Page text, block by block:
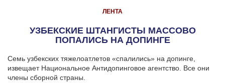
ЛЕНТА
УЗБЕКСКИЕ ШТАНГИСТЫ МАССОВО
ПОПАЛИСЬ НА ДОПИНГЕ
Семь узбекских тяжелоатлетов «спалились» на допинге,
извещает Национальное Антидопинговое агентство. Все они
члены сборной страны.